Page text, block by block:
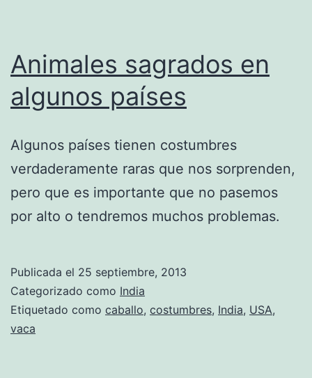
Animales sagrados en
algunos países
Algunos países tienen costumbres
verdaderamente raras que nos sorprenden,
pero que es importante que no pasemos
por alto o tendremos muchos problemas.
Publicada el 25 septiembre, 2013
Categorizado como India
Etiquetado como caballo, costumbres, India, USA,
vaca